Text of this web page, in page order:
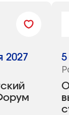
2027 5